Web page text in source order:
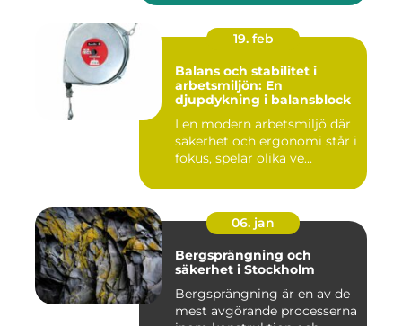
19. feb
Balans och stabilitet i
arbetsmiljön: En
djupdykning i balansblock
I en modern arbetsmiljö där
säkerhet och ergonomi står i
fokus, spelar olika ve...
06. jan
Bergsprängning och
säkerhet i Stockholm
Bergsprängning är en av de
mest avgörande processerna